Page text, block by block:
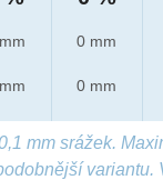
0 mm
0 mm
mm srážek.
variantu.